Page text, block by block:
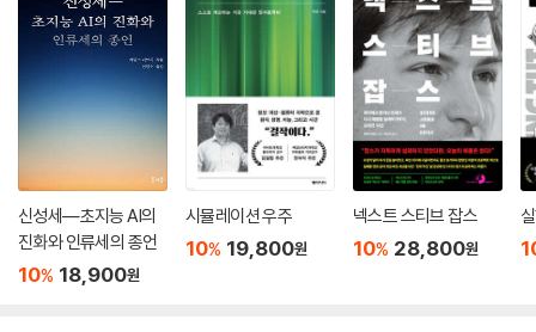
(3) 물질의 연금술: 채굴하지 않고 설계하다
(4) 에테르 의학: 파동과 공명을 통한 근원적 치유
4) 에필로그: 아틀란티스를 넘어 신성한 시대로
신성세―초지능 AI의
진화와 인류세의 종언
10% 18,900원
시뮬레이션 우주
10% 19,800원
넥스트 스티브 잡스
10% 28,800원